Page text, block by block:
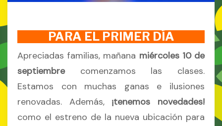
PARA EL PRIMER DÍA
Apreciadas familias, mañana miércoles 10 de
septiembrecomenzamos las clases.
Estamos con muchas ganas e ilusiones
renovadas. Además, ¡tenemos novedades!
como el estreno de la nueva ubicación para